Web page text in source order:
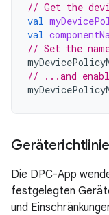
// Get the
val
val
// Set the
// ...and
Die DPC-App
festgelegten
und